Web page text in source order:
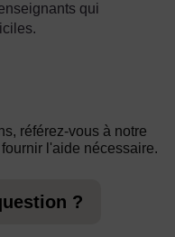
qui
référez-vous à notre
l'aide nécessaire.
?